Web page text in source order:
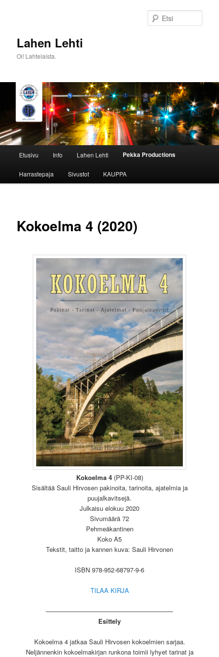
Lahen Lehti
Oi! Lahtelaista.
Etusivu Info Lahen Lehti Pekka Productions
Harrastepaja Sivustot KAUPPA
Kokoelma 4 (2020)
Kokoelma 4(PP-KI-08)
Sisältää Sauli Hirvosen pakinoita, tarinoita, ajatelmia ja
puujalkavitsejä.
Julkaisu elokuu 2020
Sivumäärä 72
Pehmeäkantinen
Koko A5
Tekstit, taitto ja kannen kuva: Sauli Hirvonen
ISBN 978-952-68797-9-6
TILAA KIRJA
————————————————————
Esittely
Kokoelma 4 jatkaa Sauli Hirvosen kokoelmien sarjaa.
Neljännenkin kokoelmakirjan runkona toimii lyhyet tarinat ja